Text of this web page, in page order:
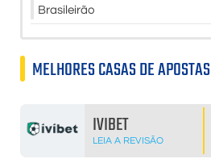
Brasileirão
MELHORES CASAS DE APOSTAS
IVIBET
LEIA A REVISÃO